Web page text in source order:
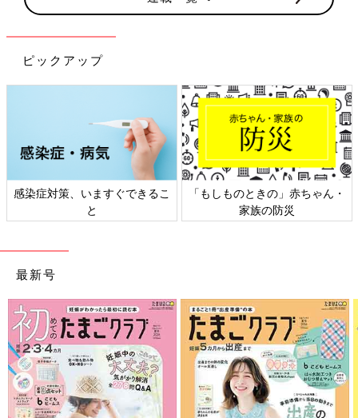
ピックアップ
感染症対策、いますぐできるこ
と
「もしものときの」赤ちゃん・
家族の防災
最新号